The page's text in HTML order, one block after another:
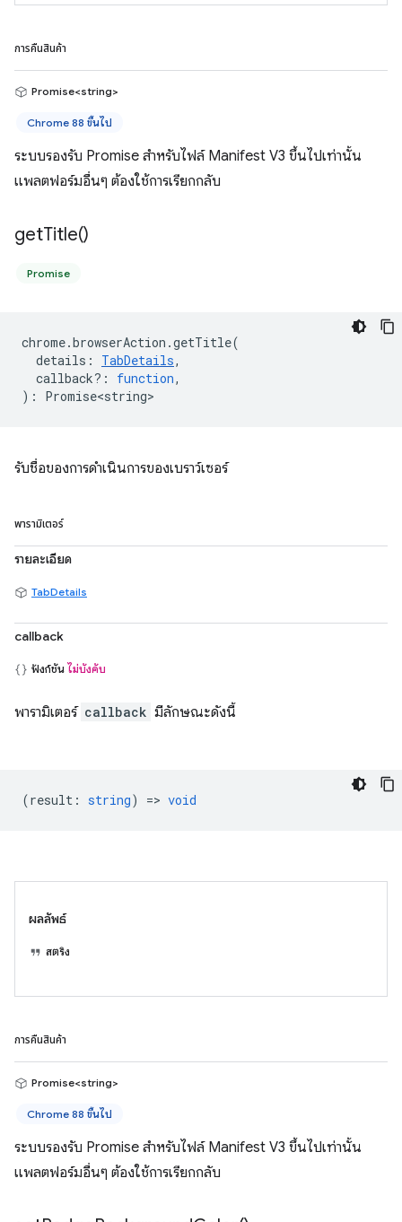
การคืนสินค้า
Promise<string>
Chrome 88 ขึ้นไป
ระบบรองรับ Promise สำหรับไฟล์ Manifest V3 ขึ้นไปเท่านั้น
แพลตฟอร์มอื่นๆ ต้องใช้การเรียกกลับ
getTitle()
Promise
chrome.browserAction .getTitle(
details : TabDetails,
callback? : function,
) : Promise<string>
รับชื่อของการดำเนินการของเบราว์เซอร์
พารามิเตอร์
รายละเอียด
TabDetails
callback
ฟังก์ชัน ไม่บังคับ
พารามิเตอร์ callback มีลักษณะดังนี้
(result : string) => void
ผลลัพธ์
สตริง
การคืนสินค้า
Promise<string>
Chrome 88 ขึ้นไป
ระบบรองรับ Promise สำหรับไฟล์ Manifest V3 ขึ้นไปเท่านั้น
แพลตฟอร์มอื่นๆ ต้องใช้การเรียกกลับ